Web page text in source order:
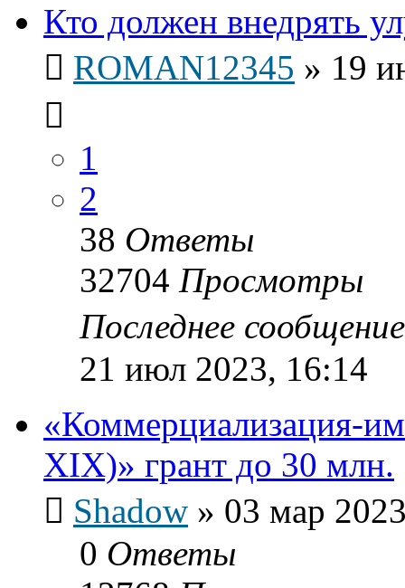
Кто должен внедрять
ROMAN12345 » 19
1
2
38 Ответы
32704 Просмотры
Последнее
21 июл 2023, 16:14
«Коммерциализация-
XIX)» грант до 30 млн.
Shadow » 03 мар
0 Ответы